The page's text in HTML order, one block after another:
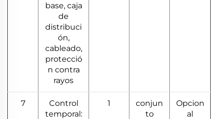
base, caja
de
distribuci
ón,
cableado,
protecció
n contra
rayos
7
Control
temporal:
1
conjun
to
Opcion
al